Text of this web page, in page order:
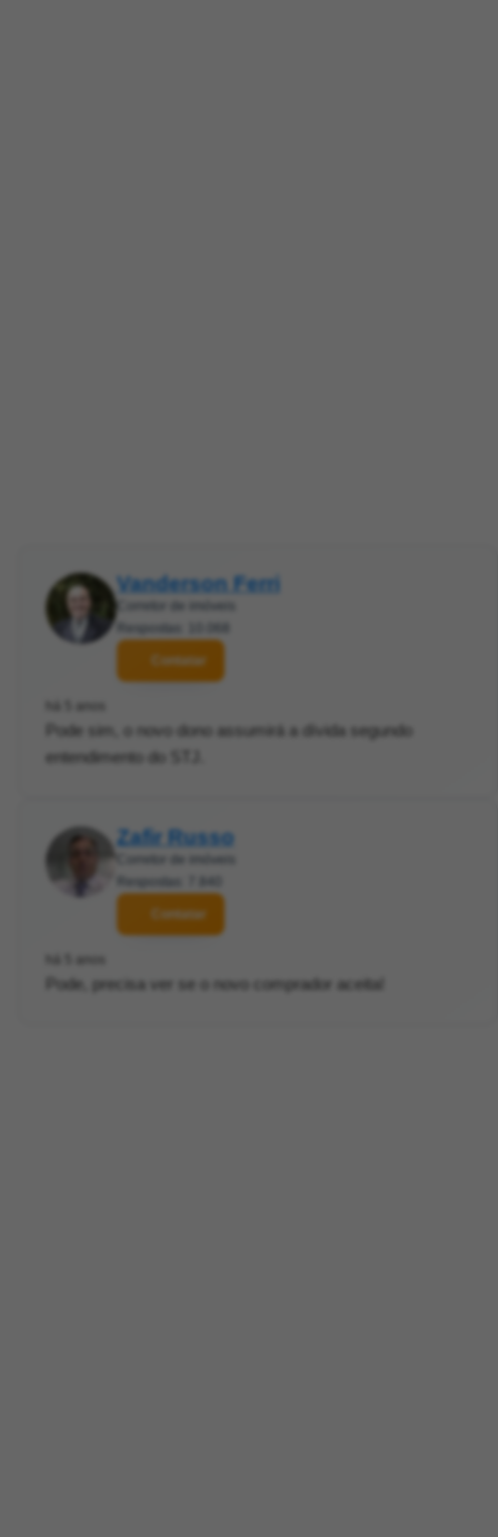
Vanderson Ferri
Corretor de imóveis
Respostas: 10.068
Contatar
há 5 anos
Pode sim, o novo dono assumirá a dívida segundo
entendimento do STJ.
Zafir Russo
Corretor de imóveis
Respostas: 7.840
Contatar
há 5 anos
Pode, precisa ver se o novo comprador aceita!